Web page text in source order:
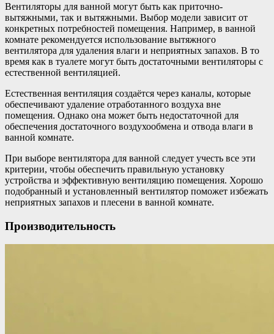
Вентиляторы для ванной могут быть как приточно-
вытяжными, так и вытяжными. Выбор модели зависит от
конкретных потребностей помещения. Например, в ванной
комнате рекомендуется использование вытяжного
вентилятора для удаления влаги и неприятных запахов. В то
время как в туалете могут быть достаточными вентиляторы с
естественной вентиляцией.
Естественная вентиляция создаётся через каналы, которые
обеспечивают удаление отработанного воздуха вне
помещения. Однако она может быть недостаточной для
обеспечения достаточного воздухообмена и отвода влаги в
ванной комнате.
При выборе вентилятора для ванной следует учесть все эти
критерии, чтобы обеспечить правильную установку
устройства и эффективную вентиляцию помещения. Хорошо
подобранный и установленный вентилятор поможет избежать
неприятных запахов и плесени в ванной комнате.
Производительность